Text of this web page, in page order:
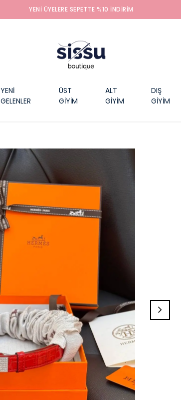
YENI ÜYELERE SEPETTE %10 INDIRIM
YENİ
GELENLER
ÜST
GİYİM
ALT
GİYİM
DIŞ
GİYİM